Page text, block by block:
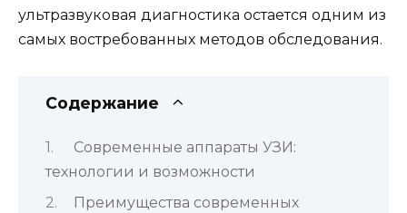
ультразвуковая диагностика остается одним из
самых востребованных методов обследования.
Содержание
Современные аппараты УЗИ:
технологии и возможности
Преимущества современных